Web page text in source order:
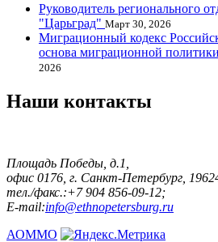
Руководитель регионального
"Царьград" Март 30, 2026
Миграционный кодекс
основа миграционной политики
2026
Наши контакты
Площадь Победы, д.1,
офис 0176, г. Санкт-Петербург,
тел./факс.:+7 904 856-09-12;
E-mail:info@ethnopetersburg.ru
АОММО